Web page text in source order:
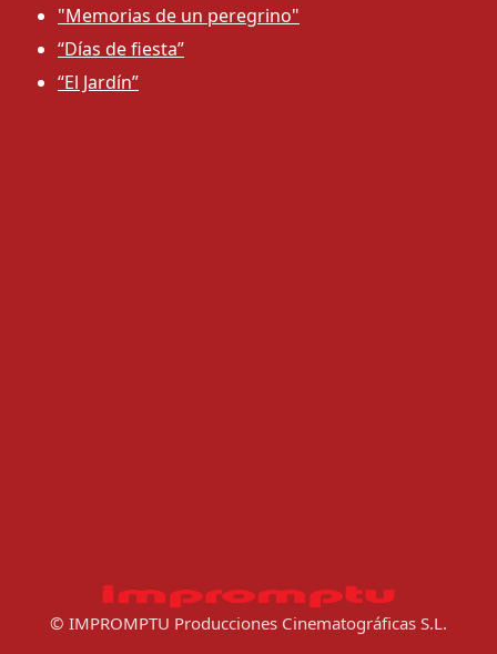
"Memorias de un peregrino"
“Días de fiesta”
“El Jardín”
© IMPROMPTU Producciones Cinematográficas S.L.